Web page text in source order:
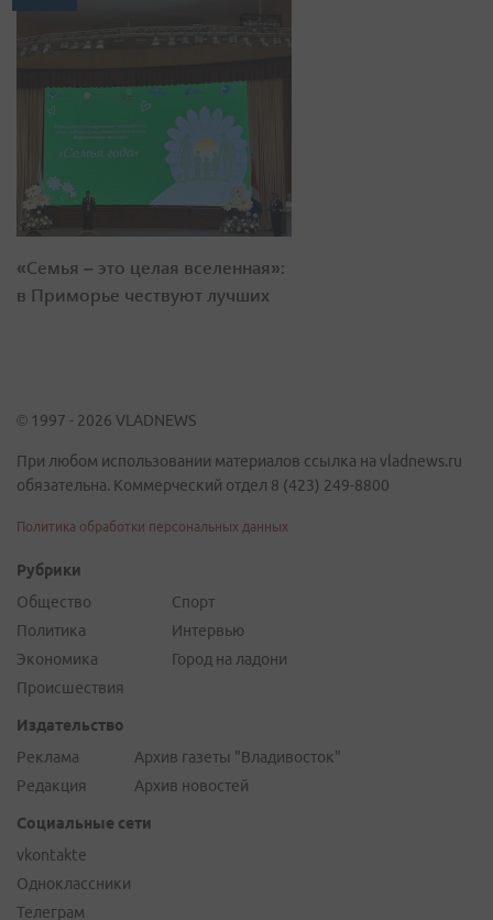
«Семья – это целая вселенная»:
в Приморье чествуют лучших
© 1997 - 2026 VLADNEWS
При любом использовании материалов ссылка на vladnews.ru
обязательна. Коммерческий отдел 8 (423) 249-8800
Политика обработки персональных данных
Рубрики
Общество
Политика
Экономика
Происшествия
Спорт
Интервью
Город на ладони
Издательство
Реклама
Редакция
Архив газеты "Владивосток"
Архив новостей
Социальные сети
vkontakte
Одноклассники
Телеграм